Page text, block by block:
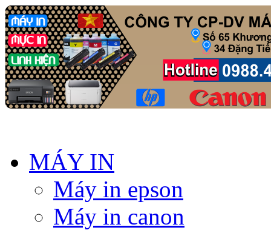
MÁY IN
Máy in epson
Máy in canon